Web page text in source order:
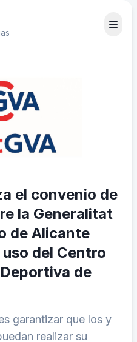
el convenio de
la Generalitat
de Alicante
del Centro
de
garantizar que los y
realizar su